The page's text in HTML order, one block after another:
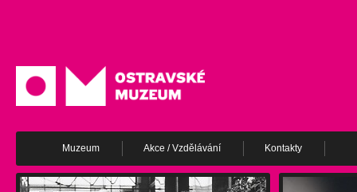
Muzeum Akce / Vzdělávání Kontakty